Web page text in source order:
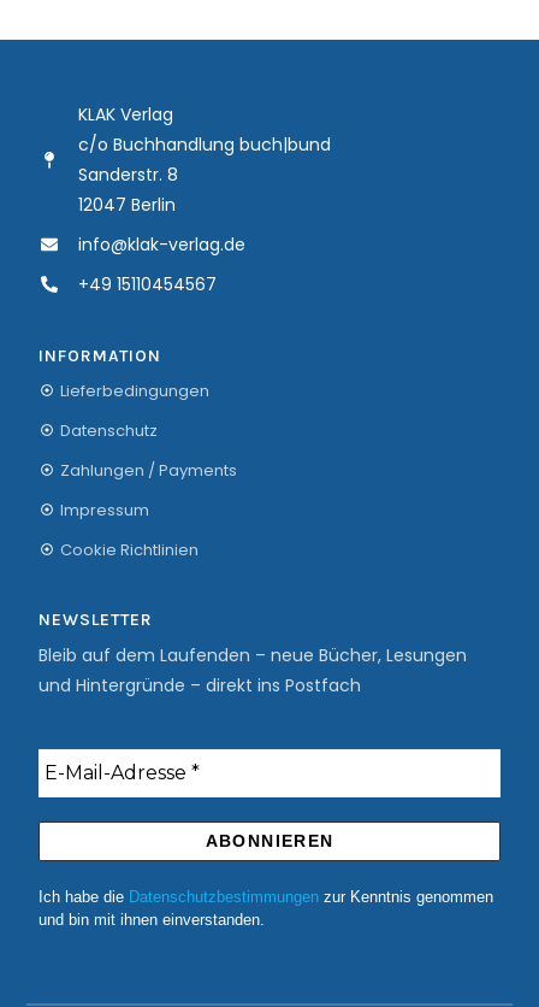
KLAK Verlag
c/o Buchhandlung buch|bund
Sanderstr. 8
12047 Berlin
info@klak-verlag.de
+49 15110454567
INFORMATION
Lieferbedingungen
Datenschutz
Zahlungen / Payments
Impressum
Cookie Richtlinien
NEWSLETTER
Bleib auf dem Laufenden – neue Bücher, Lesungen
und Hintergründe – direkt ins Postfach
Ich habe die Datenschutzbestimmungen zur Kenntnis genommen
und bin mit ihnen einverstanden.